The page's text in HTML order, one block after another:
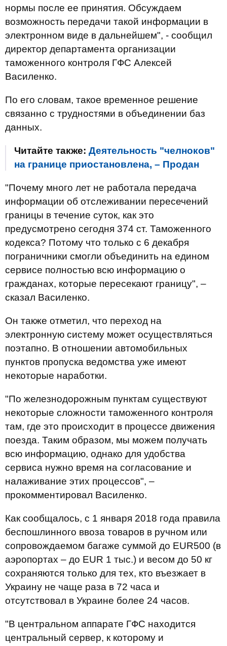
нормы после ее принятия. Обсуждаем
возможность передачи такой информации в
электронном виде в дальнейшем", - сообщил
директор департамента организации
таможенного контроля ГФС Алексей
Василенко.
По его словам, такое временное решение
связанно с трудностями в объединении баз
данных.
Читайте также: Деятельность "челноков"
на границе приостановлена, – Продан
"Почему много лет не работала передача
информации об отслеживании пересечений
границы в течение суток, как это
предусмотрено сегодня 374 ст. Таможенного
кодекса? Потому что только с 6 декабря
пограничники смогли объединить на едином
сервисе полностью всю информацию о
гражданах, которые пересекают границу", –
сказал Василенко.
Он также отметил, что переход на
электронную систему может осуществляться
поэтапно. В отношении автомобильных
пунктов пропуска ведомства уже имеют
некоторые наработки.
"По железнодорожным пунктам существуют
некоторые сложности таможенного контроля
там, где это происходит в процессе движения
поезда. Таким образом, мы можем получать
всю информацию, однако для удобства
сервиса нужно время на согласование и
налаживание этих процессов", –
прокомментировал Василенко.
Как сообщалось, с 1 января 2018 года правила
беспошлинного ввоза товаров в ручном или
сопровождаемом багаже суммой до EUR500 (в
аэропортах – до EUR 1 тыс.) и весом до 50 кг
сохраняются только для тех, кто въезжает в
Украину не чаще раза в 72 часа и
отсутствовал в Украине более 24 часов.
"В центральном аппарате ГФС находится
центральный сервер, к которому и